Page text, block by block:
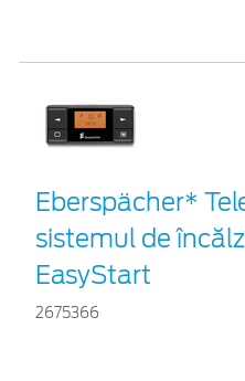
Eberspächer*
sistemul de
EasyStart
2675366